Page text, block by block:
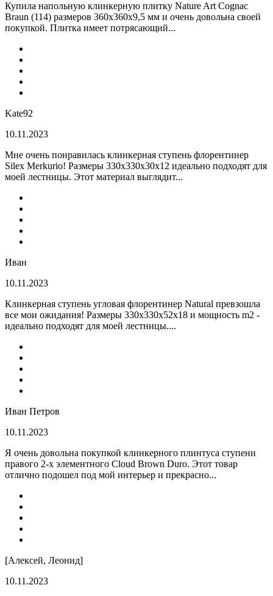
Купила напольную клинкерную плитку Nature Art Cognac
Braun (114) размеров 360x360x9,5 мм и очень довольна своей
покупкой. Плитка имеет потрясающий...
Kate92
10.11.2023
Мне очень понравилась клинкерная ступень флорентинер
Silex Merkurio! Размеры 330х330х30х12 идеально подходят для
моей лестницы. Этот материал выглядит...
Иван
10.11.2023
Клинкерная ступень угловая флорентинер Natural превзошла
все мои ожидания! Размеры 330х330х52х18 и мощность m2 -
идеально подходят для моей лестницы....
Иван Петров
10.11.2023
Я очень довольна покупкой клинкерного плинтуса ступени
правого 2-х элементного Cloud Brown Duro. Этот товар
отлично подошел под мой интерьер и прекрасно...
[Алексей, Леонид]
10.11.2023